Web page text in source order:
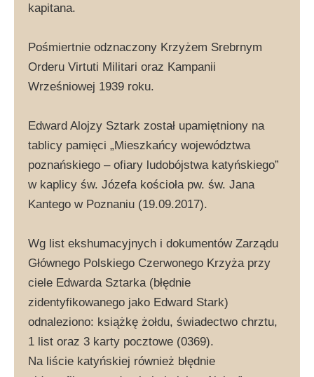
kapitana.
Pośmiertnie odznaczony Krzyżem Srebrnym
Orderu Virtuti Militari oraz Kampanii
Wrześniowej 1939 roku.
Edward Alojzy Sztark został upamiętniony na
tablicy pamięci „Mieszkańcy województwa
poznańskiego – ofiary ludobójstwa katyńskiego”
w kaplicy św. Józefa kościoła pw. św. Jana
Kantego w Poznaniu (19.09.2017).
Wg list ekshumacyjnych i dokumentów Zarządu
Głównego Polskiego Czerwonego Krzyża przy
ciele Edwarda Sztarka (błędnie
zidentyfikowanego jako Edward Stark)
odnaleziono: książkę żołdu, świadectwo chrztu,
1 list oraz 3 karty pocztowe (0369).
Na liście katyńskiej również błędnie